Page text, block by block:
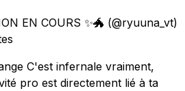
EN COURS ✨🐲 (@ryuuna_vt)
C'est infernale vraiment,
pro est directement lié à ta